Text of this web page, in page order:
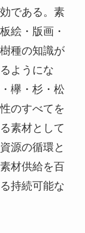
である。素
絵・版画・
種の知識が
ようにな
欅・杉・松
のすべてを
素材として
源の循環と
材供給を百
持続可能な